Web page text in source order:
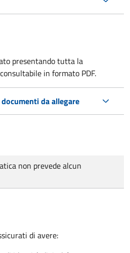
presentando tutta la
in formato PDF.
da allegare
non prevede alcun
di avere: